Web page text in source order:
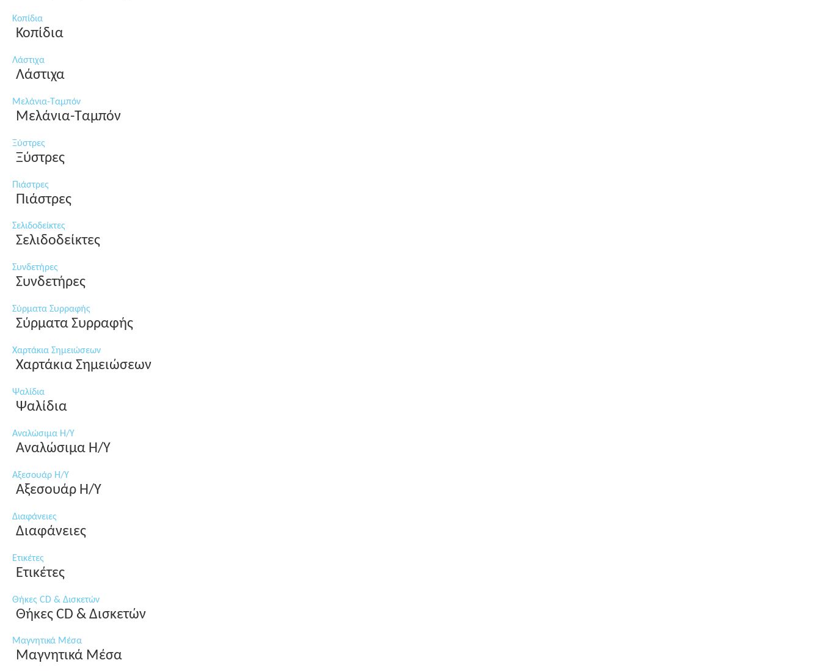
Κοπίδια
Κοπίδια
Λάστιχα
Λάστιχα
Μελάνια-Ταμπόν
Μελάνια-Ταμπόν
Ξύστρες
Ξύστρες
Πιάστρες
Πιάστρες
Σελιδοδείκτες
Σελιδοδείκτες
Συνδετήρες
Συνδετήρες
Σύρματα Συρραφής
Σύρματα Συρραφής
Χαρτάκια Σημειώσεων
Χαρτάκια Σημειώσεων
Ψαλίδια
Ψαλίδια
Αναλώσιμα Η/Υ
Αναλώσιμα Η/Υ
Αξεσουάρ Η/Υ
Αξεσουάρ Η/Υ
Διαφάνειες
Διαφάνειες
Ετικέτες
Ετικέτες
Θήκες CD & Δισκετών
Θήκες CD & Δισκετών
Μαγνητικά Μέσα
Μαγνητικά Μέσα